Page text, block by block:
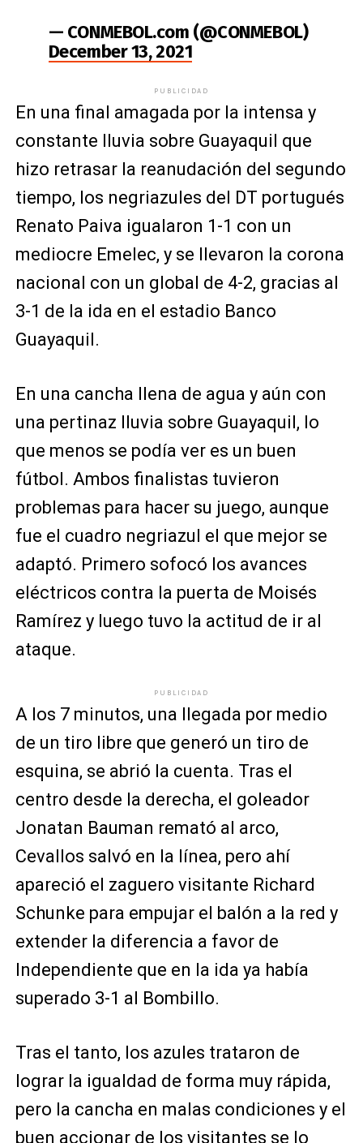
— CONMEBOL.com (@CONMEBOL)
December 13, 2021
PUBLICIDAD
En una final amagada por la intensa y
constante lluvia sobre Guayaquil que
hizo retrasar la reanudación del segundo
tiempo, los negriazules del DT portugués
Renato Paiva igualaron 1-1 con un
mediocre Emelec, y se llevaron la corona
nacional con un global de 4-2, gracias al
3-1 de la ida en el estadio Banco
Guayaquil.
En una cancha llena de agua y aún con
una pertinaz lluvia sobre Guayaquil, lo
que menos se podía ver es un buen
fútbol. Ambos finalistas tuvieron
problemas para hacer su juego, aunque
fue el cuadro negriazul el que mejor se
adaptó. Primero sofocó los avances
eléctricos contra la puerta de Moisés
Ramírez y luego tuvo la actitud de ir al
ataque.
PUBLICIDAD
A los 7 minutos, una llegada por medio
de un tiro libre que generó un tiro de
esquina, se abrió la cuenta. Tras el
centro desde la derecha, el goleador
Jonatan Bauman remató al arco,
Cevallos salvó en la línea, pero ahí
apareció el zaguero visitante Richard
Schunke para empujar el balón a la red y
extender la diferencia a favor de
Independiente que en la ida ya había
superado 3-1 al Bombillo.
Tras el tanto, los azules trataron de
lograr la igualdad de forma muy rápida,
pero la cancha en malas condiciones y el
buen accionar de los visitantes se lo